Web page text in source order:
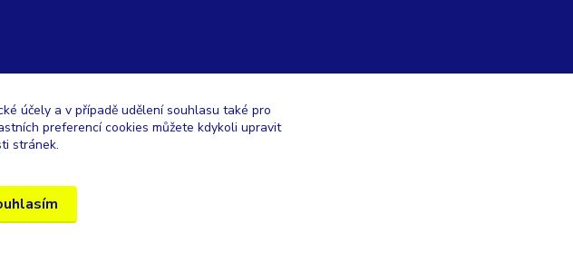
účely a v případě udělení souhlasu také pro
preferencí cookies můžete kdykoli upravit
stránek.